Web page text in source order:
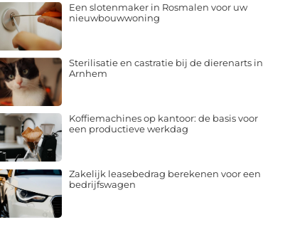
Een slotenmaker in Rosmalen voor uw
nieuwbouwwoning
Sterilisatie en castratie bij de dierenarts in
Arnhem
Koffiemachines op kantoor: de basis voor
een productieve werkdag
Zakelijk leasebedrag berekenen voor een
bedrijfswagen